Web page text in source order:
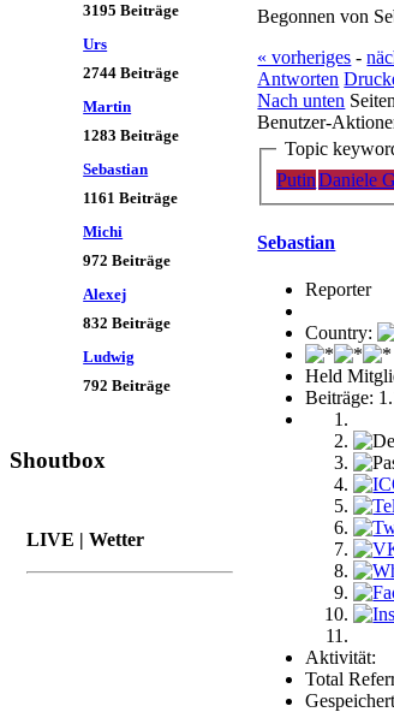
3195 Beiträge
Urs
2744 Beiträge
Martin
1283 Beiträge
Sebastian
1161 Beiträge
Michi
972 Beiträge
Alexej
832 Beiträge
Ludwig
792 Beiträge
Shoutbox
LIVE | Wetter
die nächste Rekordhitze?
Warsscheinlich oder
Wettervorhersage
Begonnen von
« vorheriges -
Antworten
Nach unten Seiten
Benutzer-
Topic
PutinDaniele
Sebastian
Reporter
Country:
Held
Beiträge:
Aktivität:
Total
Gespeichert